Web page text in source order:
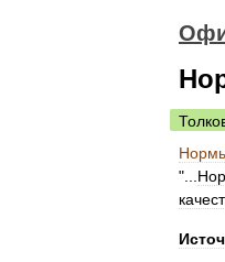
"...